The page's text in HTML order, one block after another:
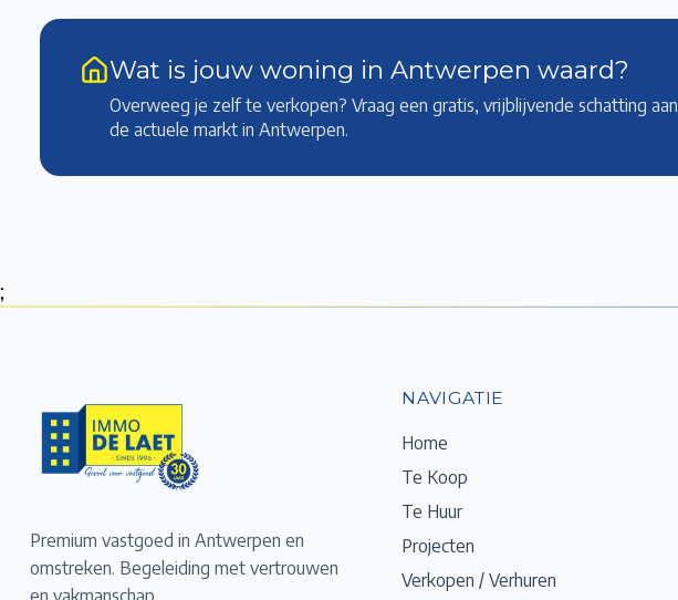
Wat is jouw woning in Antwerpen waard?
Overweeg je zelf te verkopen? Vraag een gratis, vrijblijvende schatting
de actuele markt in Antwerpen
;
Premium vastgoed in Antwerpen en
omstreken. Begeleiding met vertrouwen
en vakmanschap.
NAVIGATIE
Home
Te Koop
Te Huur
Projecten
Verkopen / Verhuren